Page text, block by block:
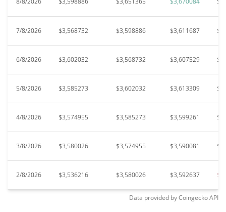
7/8/2026 $3,568732 $3,598886 $3,611687
6/8/2026 $3,602032 $3,568732 $3,607529
5/8/2026 $3,585273 $3,602032 $3,613309
4/8/2026 $3,574955 $3,585273 $3,599261
3/8/2026 $3,580026 $3,574955 $3,590081
2/8/2026 $3,536216 $3,580026 $3,592637
Data provided byCoingeckoAPI